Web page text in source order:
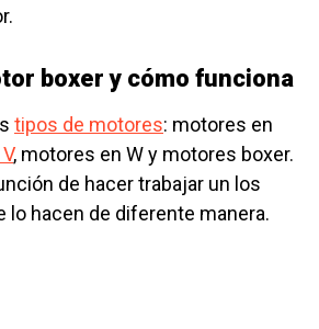
boxer y cómo funciona
tipos de motores: motores en
, motores en W y motores boxer.
de hacer trabajar un los
lo hacen de diferente manera.